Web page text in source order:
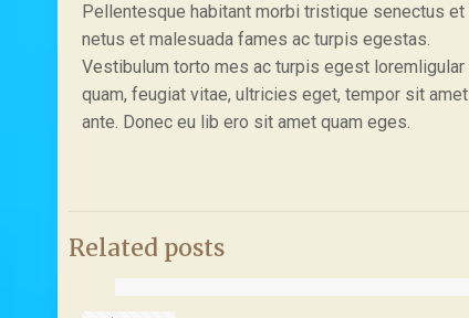
Pellentesque habitant morbi tristique senectus et
netus et malesuada fames ac turpis egestas.
Vestibulum torto mes ac turpis egest loremligular
quam, feugiat vitae, ultricies eget, tempor sit amet
ante. Donec eu lib ero sit amet quam eges.
Related posts